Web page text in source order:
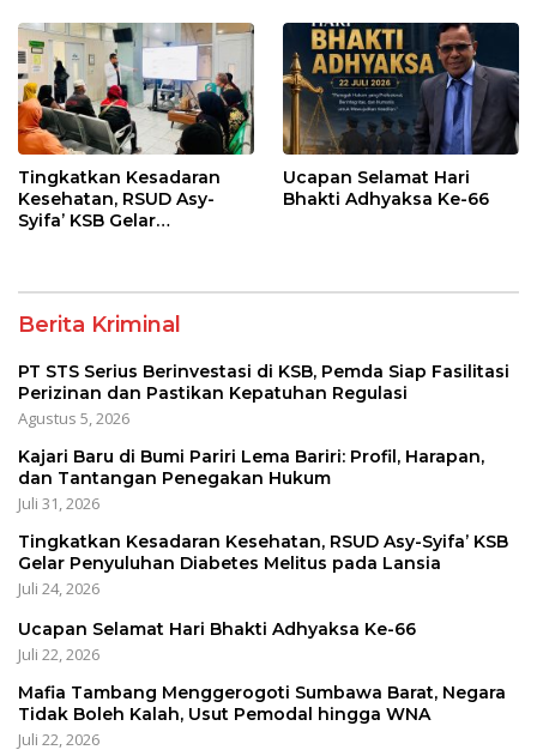
Regulasi
Tingkatkan Kesadaran
Kesehatan, RSUD Asy-
Syifa’ KSB Gelar
Ucapan Selamat Hari
Bhakti Adhyaksa Ke-66
Berita Kriminal
PT STS Serius Berinvestasi di KSB, Pemda Siap Fasilitasi
Perizinan dan Pastikan Kepatuhan Regulasi
Agustus 5, 2026
Kajari Baru di Bumi Pariri Lema Bariri: Profil, Harapan,
dan Tantangan Penegakan Hukum
Juli 31, 2026
Tingkatkan Kesadaran Kesehatan, RSUD Asy-Syifa’ KSB
Gelar Penyuluhan Diabetes Melitus pada Lansia
Juli 24, 2026
Ucapan Selamat Hari Bhakti Adhyaksa Ke-66
Juli 22, 2026
Mafia Tambang Menggerogoti Sumbawa Barat, Negara
Tidak Boleh Kalah, Usut Pemodal hingga WNA
Juli 22, 2026